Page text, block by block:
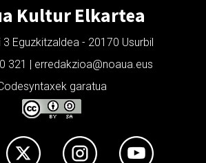
Kultur Elkartea
Eguzkitzaldea - 20170 Usurbil
321 | erredakzioa@noaua.eus
garatua